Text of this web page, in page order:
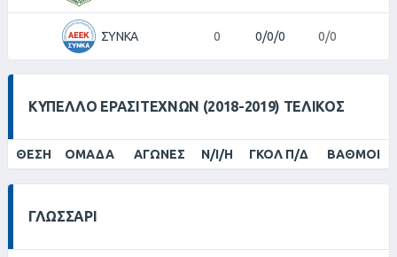
ΣΥΝΚΑ 0 0/0/0 0/0
ΚΎΠΕΛΛΟ ΕΡΑΣΙΤΕΧΝΏΝ (2018-2019) ΤΕΛΙΚΌΣ
ΘΈΣΗ ΟΜΆΔΑ ΑΓΏΝΕΣ Ν/Ι/Η ΓΚΟΛ Π/Δ ΒΑΘΜΟΊ
ΓΛΩΣΣΆΡΙ